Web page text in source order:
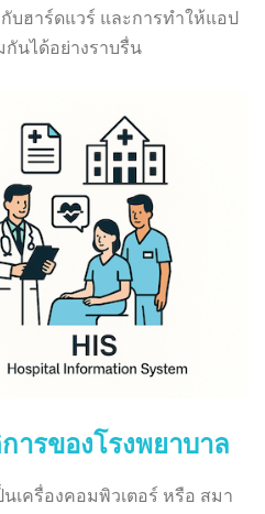
บฮาร์ดแวร์ และการทำให้แอป
กันได้อย่างราบรื่น
ารของโรงพยาบาล
นเครื่องคอมพิวเตอร์ หรือ สมา